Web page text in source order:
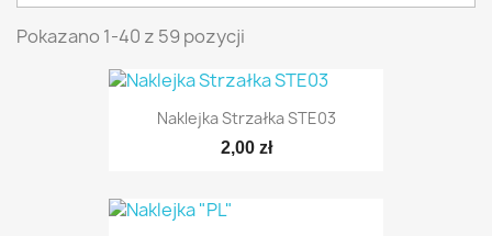
Pokazano 1-40 z 59 pozycji
Naklejka Strzałka STE03
2,00 zł